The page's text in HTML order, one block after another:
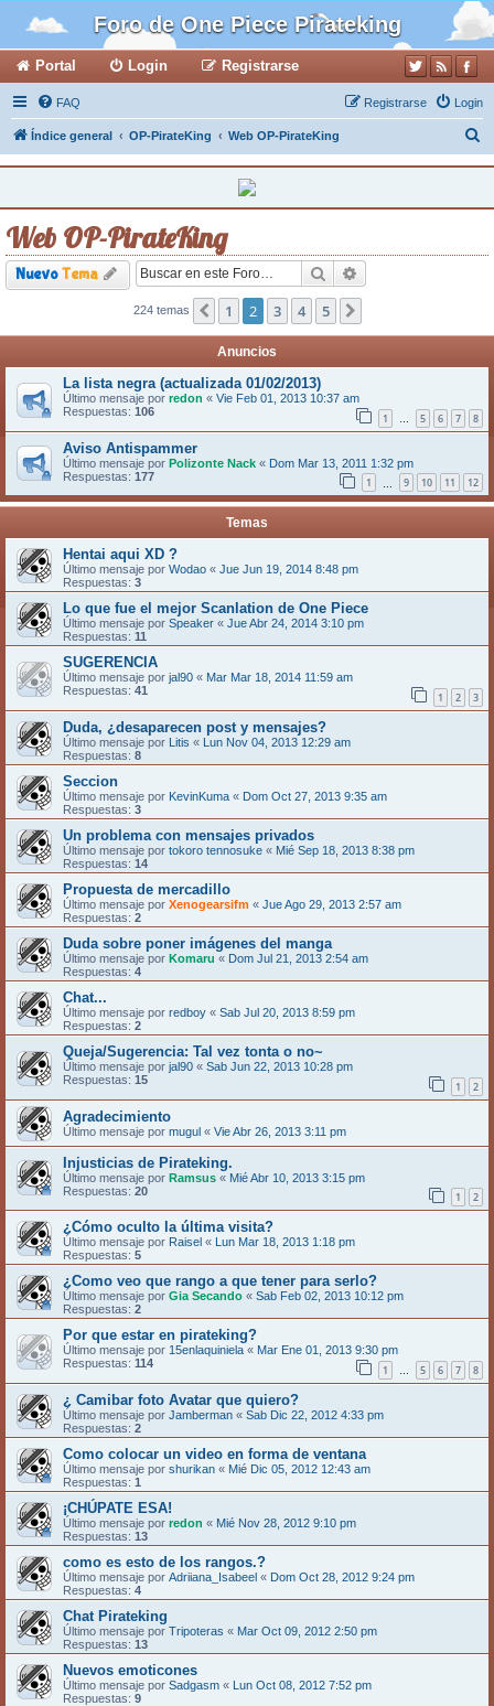
Foro de One Piece Pirateking
Portal Login Registrarse
FAQ Login
Registrarse
Índice general OP-PirateKing Web OP-PirateKing
c
Web OP-PirateKing
NuevoTema Buscar
224 temas Anterior
1 2 3 4 5
Anuncios
La lista negra (actualizada 01/02/2013)
Último mensaje por redon « Vie Feb 01, 2013 10:37 am
Respuestas: 106 1 … 5 6 7 8
Aviso Antispammer
Último mensaje por Polizonte Nack « Dom Mar 13, 2011 1:32 pm
Respuestas: 177 1 9 10 11 12
Temas
Hentai aqui XD ?
Último mensaje por Wodao « Jue Jun 19, 2014 8:48 pm
Respuestas: 3
Lo que fue el mejor Scanlation de One Piece
Último mensaje por Speaker « Jue Abr 24, 2014 3:10 pm
Respuestas: 11
SUGERENCIA
Último mensaje por jal90 « Mar Mar 18, 2014 11:59 am
Respuestas: 41 1 2 3
Duda, ¿desaparecen post y mensajes?
Último mensaje por Litis « Lun Nov 04, 2013 12:29 am
Respuestas: 8
Seccion
Último mensaje por KevinKuma « Dom Oct 27, 2013 9:35 am
Respuestas: 3
Un problema con mensajes privados
Último mensaje por tokoro tennosuke « Mié Sep 18, 2013 8:38 pm
Respuestas: 14
Propuesta de mercadillo
Último mensaje por Xenogearsifm « Jue Ago 29, 2013 2:57 am
Respuestas: 2
Duda sobre poner imágenes del manga
Último mensaje por Komaru « Dom Jul 21, 2013 2:54 am
Respuestas: 4
Chat...
Último mensaje por redboy « Sab Jul 20, 2013 8:59 pm
Respuestas: 2
Queja/Sugerencia: Tal vez tonta o no~
Último mensaje por jal90 « Sab Jun 22, 2013 10:28 pm
Respuestas: 15 1 2
Agradecimiento
Último mensaje por mugul « Vie Abr 26, 2013 3:11 pm
Injusticias de Pirateking.
Último mensaje por Ramsus « Mié Abr 10, 2013 3:15 pm
Respuestas: 20 1 2
¿Cómo oculto la última visita?
Último mensaje por Raisel «
Lun Mar 18, 2013 1:18 pm
Respuestas: 5
¿Como veo que rango a que tener para serlo?
Último mensaje por Gia Secando « Sab Feb 02, 2013 10:12 pm
Respuestas: 2
Por que estar en pirateking?
Último mensaje por 15enlaquiniela « Mar Ene 01, 2013 9:30 pm
Respuestas: 114 1 … 5 6 7 8
¿ Camibar foto Avatar que quiero?
Último mensaje por Jamberman « Sab Dic 22, 2012 4:33 pm
Respuestas: 2
Como colocar un video en forma de ventana
Último mensaje por shurikan « Mié Dic 05, 2012 12:43 am
Respuestas: 1
¡CHÚPATE ESA!
Último mensaje por redon « Mié Nov 28, 2012 9:10 pm
Respuestas: 13
como es esto de los rangos.?
Último mensaje por Adriiana_Isabeel « Dom Oct 28, 2012 9:24 pm
Respuestas: 4
Chat Pirateking
Último mensaje por Tripoteras « Mar Oct 09, 2012 2:50 pm
Respuestas: 13
Nuevos emoticones
Último mensaje por Sadgasm « Lun Oct 08, 2012 7:52 pm
Respuestas: 9